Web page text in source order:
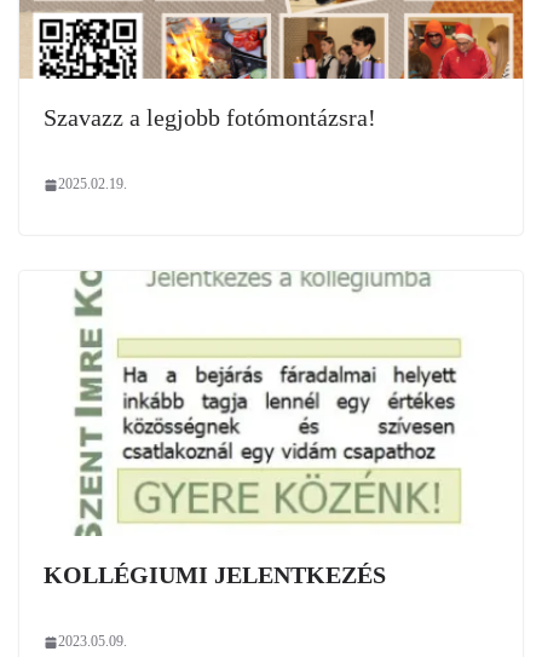
Szavazz a legjobb fotómontázsra!
2025.02.19.
KOLLÉGIUMI JELENTKEZÉS
2023.05.09.